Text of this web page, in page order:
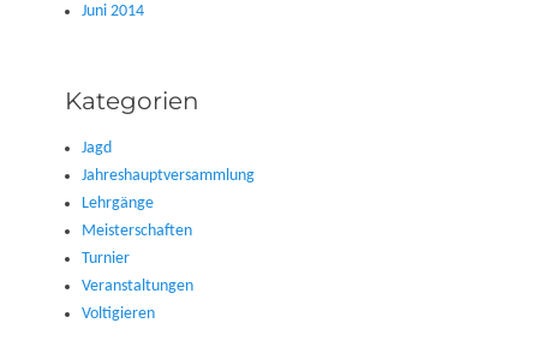
Juni 2014
Kategorien
Jagd
Jahreshauptversammlung
Lehrgänge
Meisterschaften
Turnier
Veranstaltungen
Voltigieren